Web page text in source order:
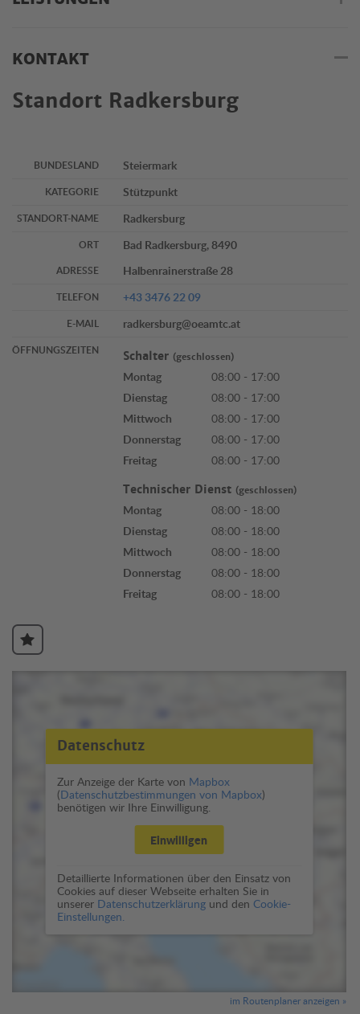
KONTAKT
Standort Radkersburg
BUNDESLAND Steiermark
KATEGORIE Stützpunkt
STANDORT-NAME Radkersburg
ORT Bad Radkersburg, 8490
ADRESSE Halbenrainerstraße 28
TELEFON +43 3476 22 09
E-MAIL radkersburg@oeamtc.at
ÖFFNUNGSZEITEN Schalter (geschlossen)
Montag
08:00 - 17:00
Dienstag
08:00 - 17:00
Mittwoch
08:00 - 17:00
Donnerstag
08:00 - 17:00
Freitag
08:00 - 17:00
Technischer Dienst (geschlossen)
Montag
08:00 - 18:00
Dienstag
08:00 - 18:00
Mittwoch
08:00 - 18:00
Donnerstag
08:00 - 18:00
Freitag
08:00 - 18:00
Datenschutz
Zur Anzeige der Karte von Mapbox
(Datenschutzbestimmungen von Mapbox)
benötigen wir Ihre Einwilligung.
Einwilligen
Detaillierte Informationen über den Einsatz von
Cookies auf dieser Webseite erhalten Sie in
unserer Datenschutzerklärungund den Cookie-
Einstellungen.
im Routenplaner anzeigen »